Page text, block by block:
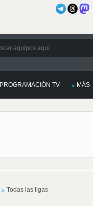
PROGRAMACIÓN TV MÁS
Todas las ligas